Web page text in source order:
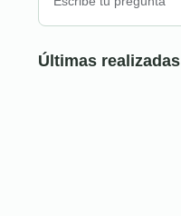
Últimas realizadas